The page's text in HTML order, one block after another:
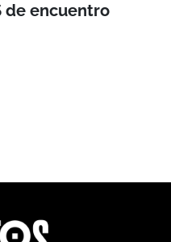
de encuentro